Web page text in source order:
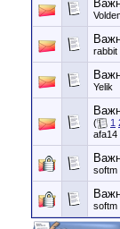
rabbit
Yelik
( 1
afa14
softm
softm